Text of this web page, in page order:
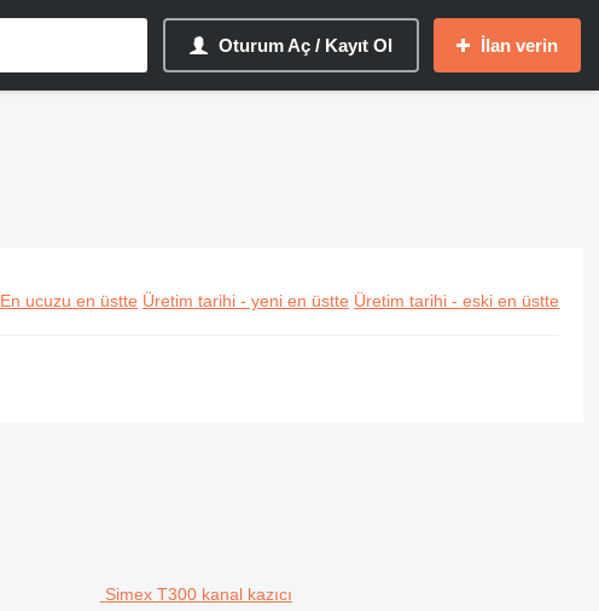
Oturum Aç / Kayıt Ol İlan verin
En ucuzu en üstte Üretim tarihi - yeni en üstte Üretim tarihi - eski en üstte
Simex T300 kanal kazıcı